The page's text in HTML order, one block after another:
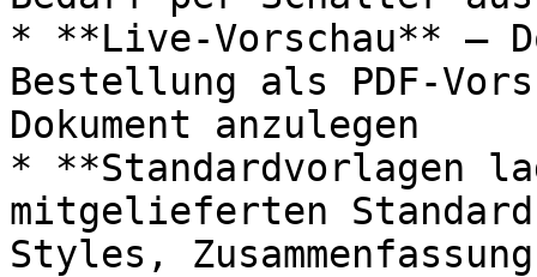
* **Live-Vorschau** –
Bestellung als PDF-
Dokument anzulegen
* **Standardvorlagen
mitgelieferten
Styles,